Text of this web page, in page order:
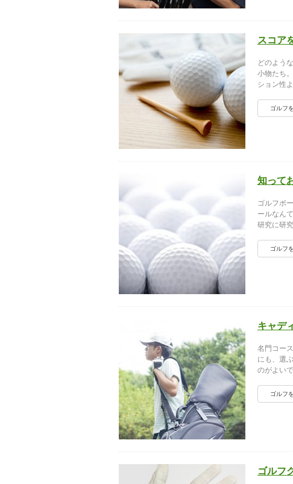
スコア
どのよう
小物たち
ション性
ゴルフ
知って
ゴルフボ
ールなん
研究に研
ゴルフ
キャデ
名門コー
にも、選
のがよい
ゴルフ
ゴルフ